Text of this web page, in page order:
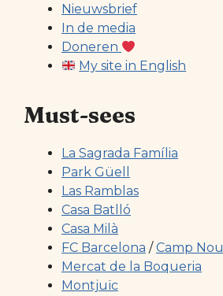
Nieuwsbrief
In de media
Doneren
My site in English
Must-sees
La Sagrada Família
Park Güell
Las Ramblas
Casa Batlló
Casa Milà
FC Barcelona /Camp Nou
Mercat de la Boqueria
Montjuïc